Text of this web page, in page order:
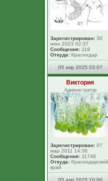
Зарегистрирован: 30
июн 2023 02:37
Сообщения: 119
Откуда: Краснодар
05 апр 2025 03:07
Виктория
Администратор
Зарегистрирован: 07
мар 2011 14:36
Сообщения: 11746
Откуда: Краснодарский
край
05 апр 2025 10:00